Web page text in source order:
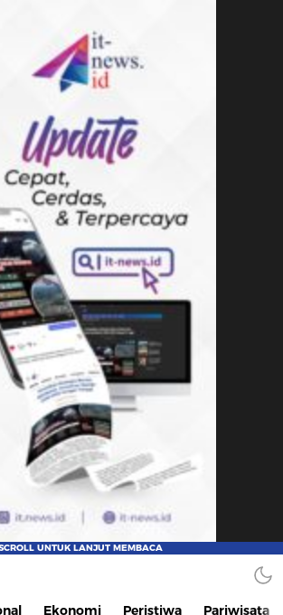
Cerdas, dan Terpercaya
Ekonomi Peristiwa Pariwisata